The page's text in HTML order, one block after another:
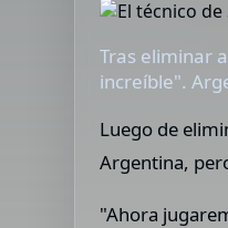
Tras eliminar
increíble".
Luego de
Argentina,
"Ahora